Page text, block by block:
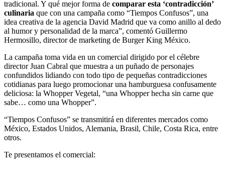
tradicional. Y qué mejor forma de comparar esta ‘contradicción’
culinaria que con una campaña como “Tiempos Confusos”, una
idea creativa de la agencia David Madrid que va como anillo al dedo
al humor y personalidad de la marca”, comentó Guillermo
Hermosillo, director de marketing de Burger King México.
La campaña toma vida en un comercial dirigido por el célebre
director Juan Cabral que muestra a un puñado de personajes
confundidos lidiando con todo tipo de pequeñas contradicciones
cotidianas para luego promocionar una hamburguesa confusamente
deliciosa: la Whopper Vegetal, “una Whopper hecha sin carne que
sabe… como una Whopper”.
“Tiempos Confusos” se transmitirá en diferentes mercados como
México, Estados Unidos, Alemania, Brasil, Chile, Costa Rica, entre
otros.
Te presentamos el comercial: